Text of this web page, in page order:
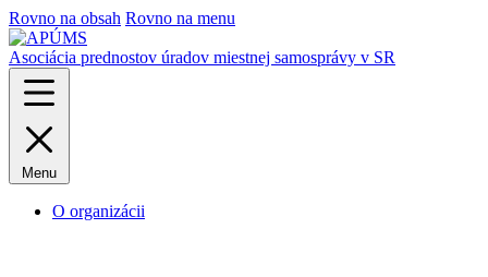
Rovno na obsah Rovno na menu
Asociácia prednostov úradov miestnej samosprávy v SR
Menu
O organizácii